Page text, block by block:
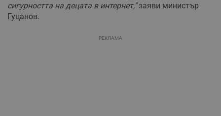
сигурността на децата в интернет,"заяви министър
Гуцанов.
РЕКЛАМА